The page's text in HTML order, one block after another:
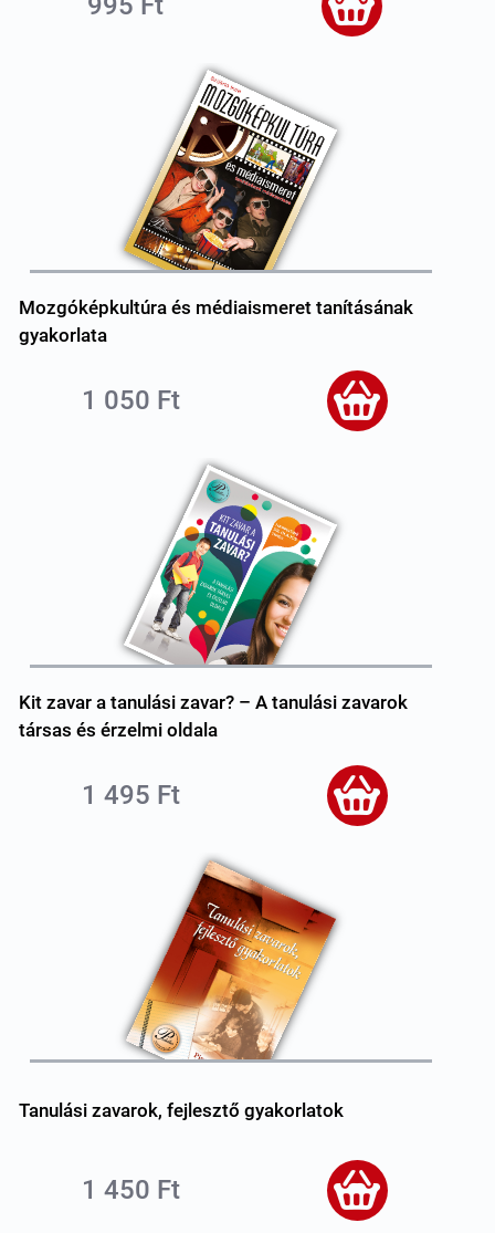
Mozgóképkultúra és médiaismeret tanításának
gyakorlata
1 050 Ft
Kit zavar a tanulási zavar? – A tanulási zavarok
társas és érzelmi oldala
1 495 Ft
Tanulási zavarok, fejlesztő gyakorlatok
1 450 Ft